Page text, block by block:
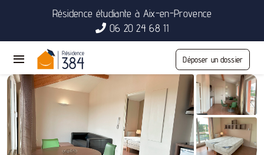
Résidence étudiante à Aix-en-Provence
06 20 24 68 11
Toggle
Navigation
Accueil
Logements
Déposer un dossier